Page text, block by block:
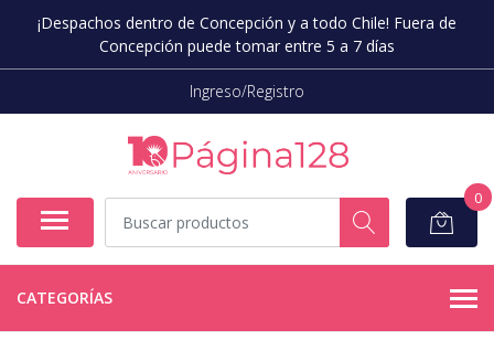
¡Despachos dentro de Concepción y a todo Chile! Fuera de
Concepción puede tomar entre 5 a 7 días
Ingreso/Registro
0
CATEGORÍAS